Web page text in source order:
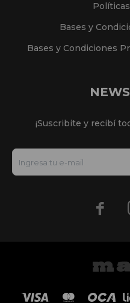
Bases y
Bases y Condiciones
¡Suscribite y recibí
